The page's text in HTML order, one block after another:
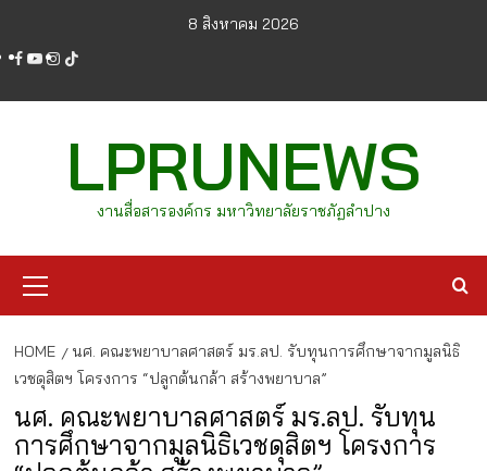
content
8 สิงหาคม 2026
facebook
youtube
instagram
tiktok
LPRUNEWS
งานสื่อสารองค์กร มหาวิทยาลัยราชภัฏลำปาง
Menu
HOME
นศ. คณะพยาบาลศาสตร์ มร.ลป. รับทุนการศึกษาจากมูลนิธิ
เวชดุสิตฯ โครงการ “ปลูกต้นกล้า สร้างพยาบาล”
นศ. คณะพยาบาลศาสตร์ มร.ลป. รับทุน
การศึกษาจากมูลนิธิเวชดุสิตฯ โครงการ